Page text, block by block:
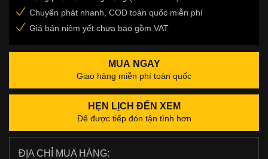
Chuyển phát nhanh, COD toàn quốc miễn phí
Giá bán niêm yết chưa bao gồm VAT
MUA NGAY
Giao hàng miễn phí toàn quốc
HẸN LỊCH ĐẾN XEM
Để được tiếp đón tận tình hơn
ĐỊA CHỈ MUA HÀNG: